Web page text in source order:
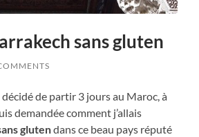
sans gluten
de partir 3 jours au Maroc, à
demandée comment j’allais
glutendans ce beau pays réputé